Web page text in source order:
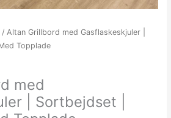
/ Altan Grillbord med Gasflaskeskjuler |
Topplade
med
| Sortbejdset |